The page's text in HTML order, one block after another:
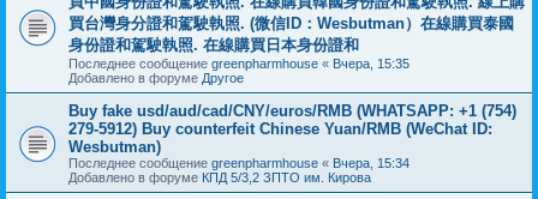
買台灣身分證和駕駛執照. (微信ID：Wesbutman）在線購買泰國
身份證和駕駛執照. 在線購買日本身份證和
Последнее сообщение greenpharmhouse « Вчера, 15:35
Добавлено в форуме Другое
Buy fake usd/aud/cad/CNY/euros/RMB (WHATSAPP: +1 (754)
279-5912) Buy counterfeit Chinese Yuan/RMB (WeChat ID:
Wesbutman)
Последнее сообщение greenpharmhouse « Вчера, 15:34
Добавлено в форуме КПД 5/3,2 ЗПТО им. Кирова